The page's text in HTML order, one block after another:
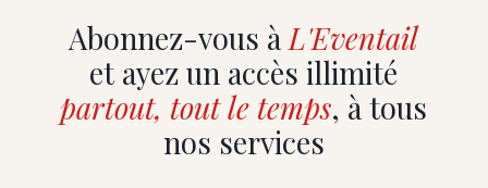
Abonnez-vous àL'Eventail
et ayez un accès illimité
partout, tout le temps, à tous
nos services